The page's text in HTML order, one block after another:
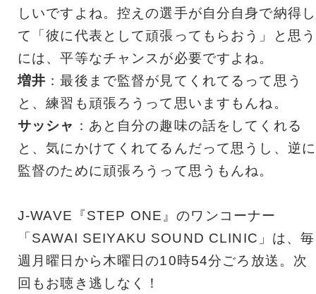
しいですよね。控えの選手が自分自身で納得し
て「彼に代表として頑張ってもらおう」と思う
には、平等なチャンスが必要ですよね。
増井 ：最後まで監督が見てくれてるって思う
と、練習も頑張ろうって思いますもんね。
サッシャ ：あと自分の趣味の話をしてくれる
と、気にかけてくれてるんだって思うし、逆に
監督のために頑張ろうって思うもんね。
J-WAVE『STEP ONE』のワンコーナー
「SAWAI SEIYAKU SOUND CLINIC」は、毎
週月曜日から木曜日の10時54分ごろ放送。次
回もお聴き逃しなく！